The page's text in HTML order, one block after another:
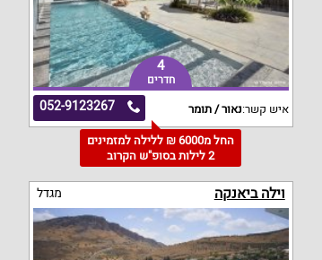
4
חדרים
052-9123267 איש קשר:נאור / תומר
החל מ6000 ₪ ללילה למזמינים
2 לילות בסופ"ש הקרוב
וילה ביאנקה מגדל